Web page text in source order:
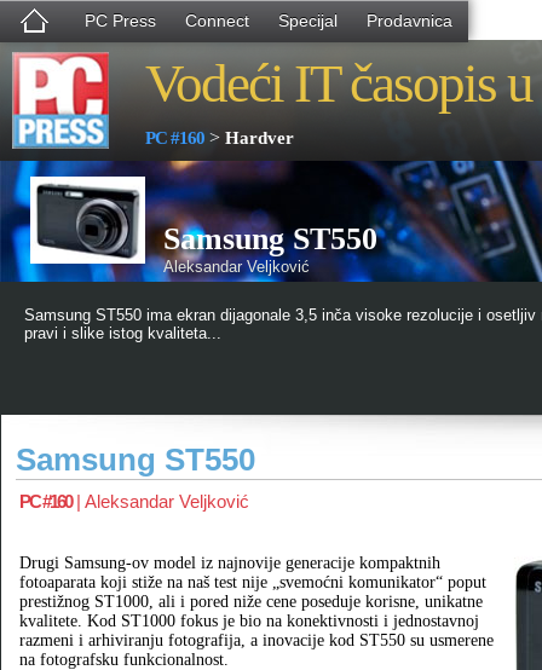
PC Press Connect Specijal Prodavnica
Vodeći IT časopis
PC #160 > Hardver
Samsung ST550
Aleksandar Veljković
Samsung ST550 ima ekran dijagonale 3,5 inča visoke rezolucije i
pravi i slike istog kvaliteta...
Samsung ST550
PC #160| Aleksandar Veljković
Drugi Samsung‑ov model iz najnovije generacije kompaktnih
fotoaparata koji stiže na naš test nije „svemoćni komunikator“ poput
prestižnog ST1000, ali i pored niže cene poseduje korisne, unikatne
kvalitete. Kod ST1000 fokus je bio na konektivnosti i jednostavnoj
razmeni i arhiviranju fotografija, a inovacije kod ST550 su usmerene
na fotografsku funkcionalnost.